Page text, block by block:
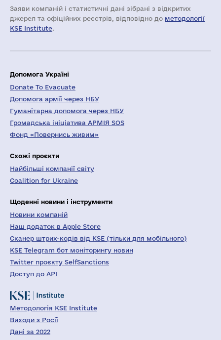
Заяви компаній i статистичні дані зібрані з відкритих
джерел та офіційних реєстрів, відповідно до методології
KSE Institute.
Допомога Україні
Donate To Evacuate
Допомога армії через НБУ
Гуманітарна допомога через НБУ
Громадська ініціатива АРМІЯ SOS
Фонд «Повернись живим»
Схожі проєкти
Найбільші компанії світу
Coalition for Ukraine
Щоденні новини і інструменти
Новини компаній
Наш додаток в Apple Store
Сканер штрих-кодів від KSE (тільки для мобільного)
KSE Telegram бот моніторингу новин
Twitter проєкту SelfSanctions
Доступ до API
Методологія KSE Institute
Виходи з Росії
Дані за 2022